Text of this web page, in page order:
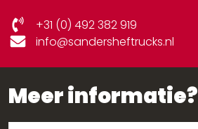
+31 (0) 492 382 919
info@sandersheftrucks.nl
Meer informatie?